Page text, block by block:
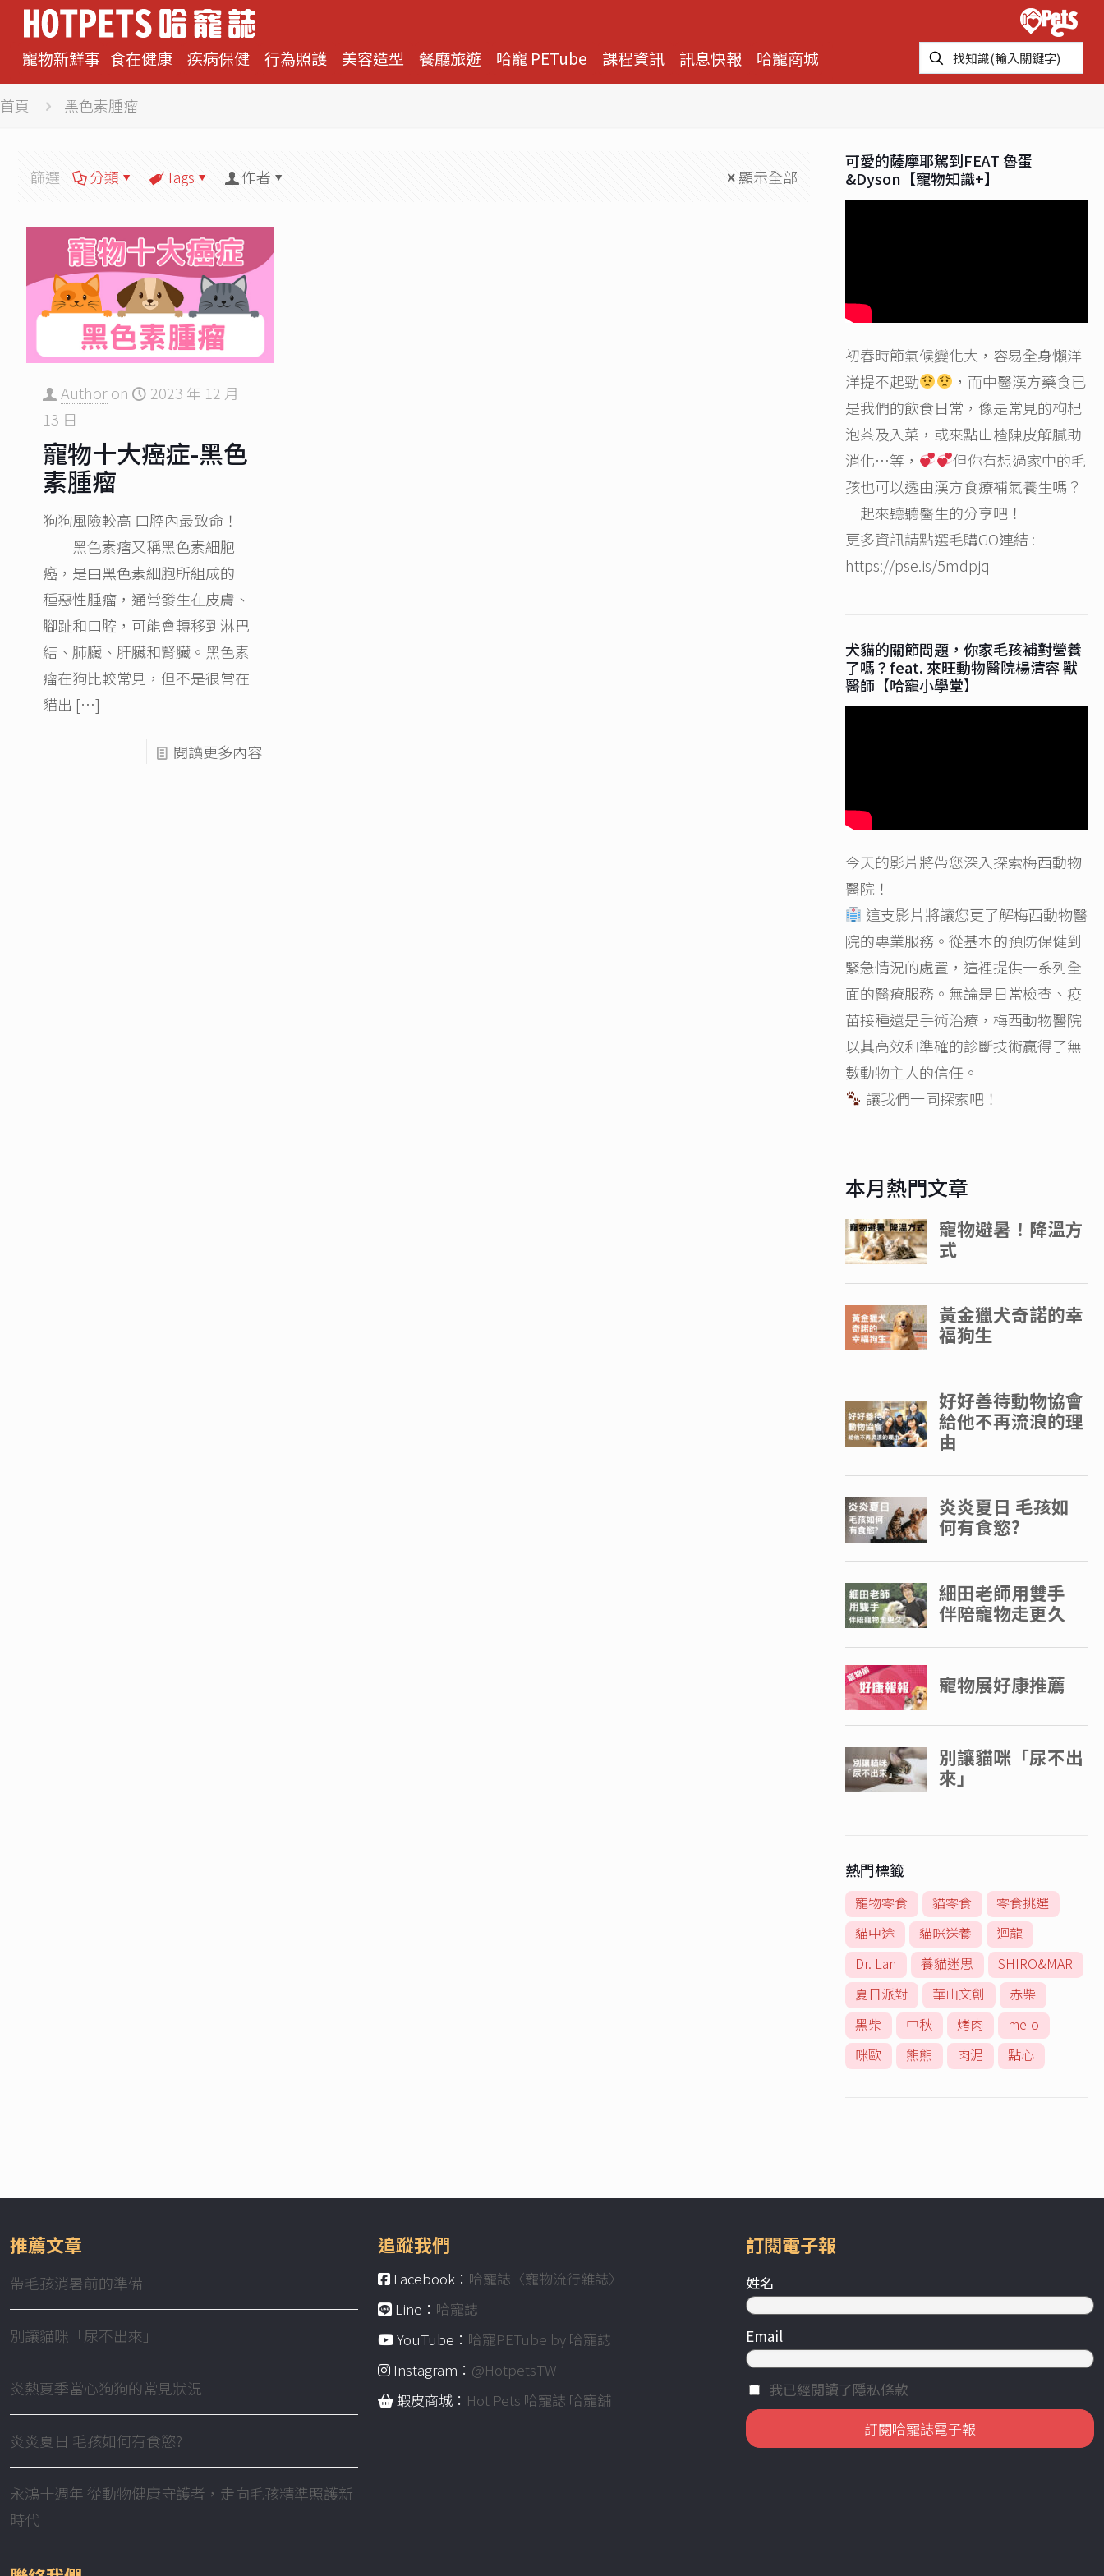
寵物新鮮事 食在健康 疾病保健 行為照護 美容造型 餐廳旅遊 哈寵 PETube 課程資訊 訊息快報 哈寵商城
首頁 黑色素腫瘤
篩選 分類 Tags 作者 顯示全部
Author on
2023 年 12 月
13 日
寵物十大癌症-黑色
素腫瘤
狗狗風險較高 口腔內最致命！
黑色素瘤又稱黑色素細胞
癌，是由黑色素細胞所組成的一
種惡性腫瘤，通常發生在皮膚、
腳趾和口腔，可能會轉移到淋巴
結、肺臟、肝臟和腎臟。黑色素
瘤在狗比較常見，但不是很常在
貓出 […]
閱讀更多內容
可愛的薩摩耶駕到FEAT 魯蛋
&Dyson【寵物知識+】
初春時節氣候變化大，容易全身懶洋
洋提不起勁
，而中醫漢方藥食已
是我們的飲食日常，像是常見的枸杞
泡茶及入菜，或來點山楂陳皮解膩助
消化…等，
但你有想過家中的毛
孩也可以透由漢方食療補氣養生嗎？
一起來聽聽醫生的分享吧！
更多資訊請點選毛購GO連結 :
https://pse.is/5mdpjq
犬貓的關節問題，你家毛孩補對營養
了嗎？feat. 來旺動物醫院楊清容 獸
醫師【哈寵小學堂】
今天的影片將帶您深入探索梅西動物
醫院！
這支影片將讓您更了解梅西動物醫
院的專業服務。從基本的預防保健到
緊急情況的處置，這裡提供一系列全
面的醫療服務。無論是日常檢查、疫
苗接種還是手術治療，梅西動物醫院
以其高效和準確的診斷技術贏得了無
數動物主人的信任。
讓我們一同探索吧！
本月熱門文章
熱門標籤
寵物零食 貓零食
零食挑選
貓中途
貓咪送養
迴龍
Dr. Lan
養貓迷思
SHIRO&MAR
夏日派對
華山文創
赤柴
黑柴
中秋 烤肉
me-o
咪歐
熊熊 肉泥 點心
推薦文章
帶毛孩消暑前的準備
別讓貓咪「尿不出來」
炎熱夏季當心狗狗的常見狀況
炎炎夏日 毛孩如何有食慾?
永鴻十週年 從動物健康守護者，走向毛孩精準照護新
時代
追蹤我們
Facebook： 哈寵誌〈寵物流行雜誌〉
Line： 哈寵誌
YouTube： 哈寵PETube by 哈寵誌
Instagram： @HotpetsTW
蝦皮商城： Hot Pets 哈寵誌 哈寵舖
訂閱電子報
姓名
Email
我已經閱讀了隱私條款